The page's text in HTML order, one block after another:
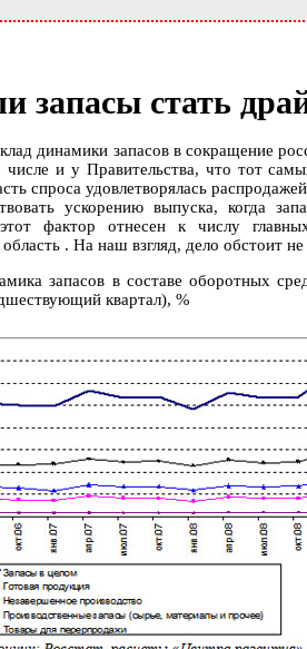
запасы стать
динамики запасов в сокращение
и у Правительства, что тот
спроса удовлетворялась
ускорению выпуска, когда
этот фактор отнесен к числу
. На наш взгляд, дело обстоит не
запасов в составе оборотных
квартал), %